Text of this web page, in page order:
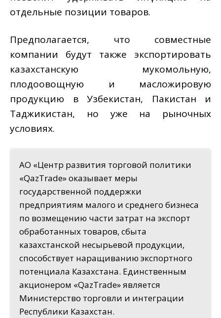
отдельные позиции товаров.
Предполагается, что совместные
компании будут также экспортировать
казахстанскую мукомольную,
плодоовощную и масложировую
продукцию в Узбекистан, Пакистан и
Таджикистан, но уже на рыночных
условиях.
АО «Центр развития торговой политики
«QazTrade» оказывает меры
государственной поддержки
предприятиям малого и среднего бизнеса
по возмещению части затрат на экспорт
обработанных товаров, сбыта
казахстанской несырьевой продукции,
способствует наращиванию экспортного
потенциала Казахстана. Единственным
акционером «QazTrade» является
Министерство торговли и интеграции
Республики Казахстан.